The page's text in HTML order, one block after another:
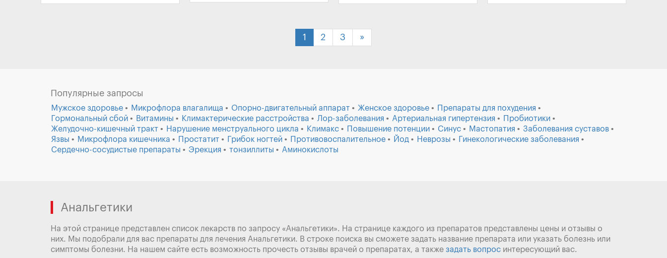
Жаропонижающее,
боль,Мигрень
1 2 3 »
Популярные запросы
Мужское здоровье Микрофлора влагалища Опорно-двигательный аппарат Женское здоровье
Препараты для похудения
Гормональный сбой
Витамины Климактерические расстройства Лор-заболевания Артериальная гипертензия
Пробиотики
Желудочно-кишечный тракт
Нарушение менструального цикла Климакс Повышение потенции Синус Мастопатия
Заболевания суставов
Язвы
Микрофлора кишечника Простатит Грибок ногтей Противовоспалительное Йод Неврозы
Гинекологические заболевания
Сердечно-сосудистые препараты
Эрекция тонзиллиты Аминокислоты
Анальгетики
На этой странице представлен список лекарств по запросу «Анальгетики». На странице каждого из препаратов представлены цены и отзывы о
них. Мы подобрали для вас препараты для лечения Анальгетики. В строке поиска вы сможете задать название препарата или указать болезнь или
симптомы болезни. На нашем сайте есть возможность прочесть отзывы врачей о препаратах, а также задать вопрос интересующий вас.